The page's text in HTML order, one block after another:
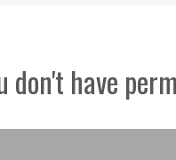
don't have